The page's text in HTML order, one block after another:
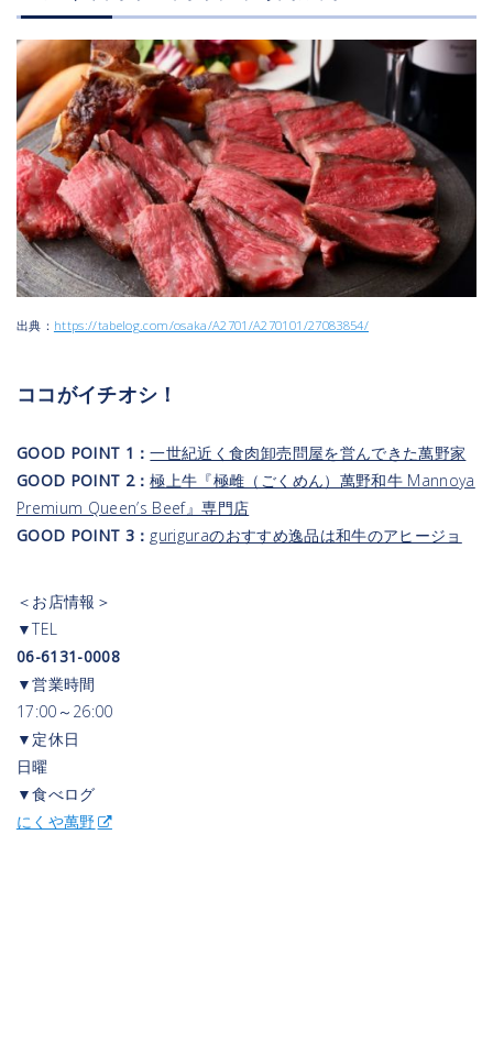
出典： https://tabelog.com/osaka/A2701/A270101/27083854/
ココがイチオシ！
GOOD POINT 1：一世紀近く食肉卸売問屋を営んできた萬野家
GOOD POINT 2：極上牛『極雌（ごくめん）萬野和牛 Mannoya
Premium Queen’s Beef』専門店
GOOD POINT 3： guriguraのおすすめ逸品は和牛のアヒージョ
＜お店情報＞
▼TEL
06-6131-0008
▼営業時間
17:00～26:00
▼定休日
日曜
▼食べログ
にくや萬野